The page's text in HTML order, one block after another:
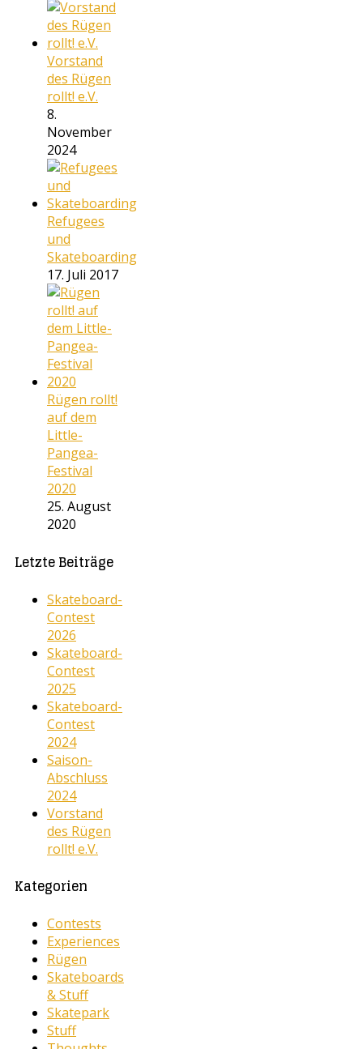
Vorstand
des Rügen
rollt! e.V.
8.
November
2024
Refugees
und
Skateboarding
17. Juli 2017
Rügen rollt!
auf dem
Little-
Pangea-
Festival
2020
25. August
2020
Letzte Beiträge
Skateboard-
Contest
2026
Skateboard-
Contest
2025
Skateboard-
Contest
2024
Saison-
Abschluss
2024
Vorstand
des Rügen
rollt! e.V.
Kategorien
Contests
Experiences
Rügen
Skateboards
& Stuff
Skatepark
Stuff